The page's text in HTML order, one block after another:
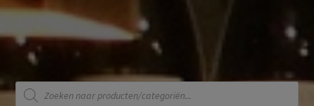
Producten
zoeken